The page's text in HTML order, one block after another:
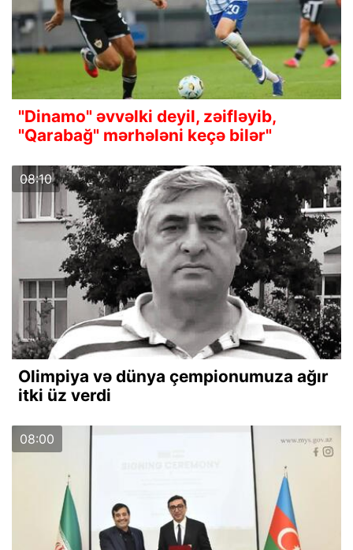
"Dinamo" əvvəlki deyil, zəifləyib,
"Qarabağ" mərhələni keçə bilər"
08:10
Olimpiya və dünya çempionumuza ağır
itki üz verdi
08:00